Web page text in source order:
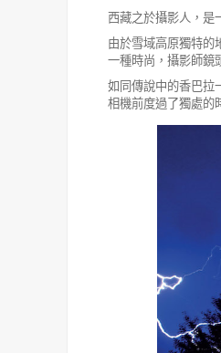
西藏之於攝影人，是
由於雪域高原獨特的
一種時尚，攝影師鏡
如同傳說中的香巴拉
相機前度過了獨處的